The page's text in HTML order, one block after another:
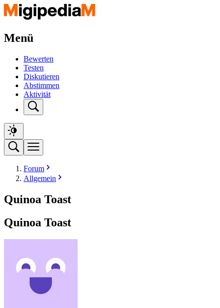
Menü
Bewerten
Testen
Diskutieren
Abstimmen
Aktivität
Forum
Allgemein
Quinoa Toast
Quinoa Toast